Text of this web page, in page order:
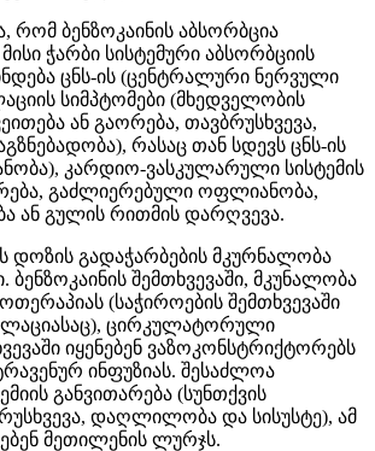
რომ ბენზოკაინის აბსორბცია
ჭარბი სისტემური აბსორბციის
ცნს-ის (ცენტრალური ნერვული
სიმპტომები (მხედველობის
ან გაორება, თავბრუსხვევა,
რასაც თან სდევს ცნს-ის
კარდიო-ვასკულარული სისტემის
გაძლიერებული ოფლიანობა,
ან გულის რითმის დარღვევა.
დოზის გადაჭარბების მკურნალობა
ბენზოკაინის შემთხვევაში, მკუნალობა
(საჭიროების შემთხვევაში
ცირკულატორული
იყენებენ ვაზოკონსტრიქტორებს
ინფუზიას. შესაძლოა
განვითარება (სუნთქვის
დაღლილობა და სისუსტე), ამ
მეთილენის ლურჯს.